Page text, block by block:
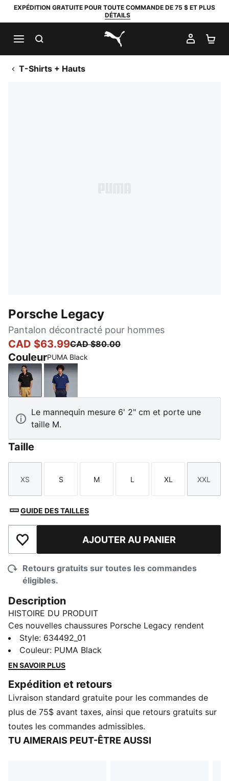
EXPÉDITION GRATUITE POUR TOUTE COMMANDE DE 75 $ ET PLUS
DÉTAILS
PUMA.com
MON
T-Shirts + Hauts
Porsche Legacy
Pantalon décontracté pour hommes
CAD $63.99CAD $80.00
CouleurPUMA Black
PUMA BlackBlue Jewel
Le mannequin mesure 6' 2" cm et porte une
taille M.
Taille
Taille
XS
Taille
S
Taille
M
Taille
L
Taille
XL
Taille
XXL
GUIDE DES TAILLES
Ajouter à la liste de souhaits
AJOUTER AU PANIER
Retours gratuits sur toutes les commandes
éligibles.
Description
HISTOIRE DU PRODUIT
Ces nouvelles chaussures Porsche Legacy rendent
hommage à l'héritage emblématique de la marque
dans le domaine du sport motorisé, alliant des
matériaux haut de gamme à une conception
performance, chaque création allie esthétique
classique et confort moderne. Que ce soit sur la piste
ou dans la rue, incarnez l’héritage de Porsche avec
style. Né de la culture des clubs automobiles, ce polo
canalise la sensation des journées à la piste et des
Style: 634492_01
Couleur: PUMA Black
EN SAVOIR PLUS
Expédition et retours
Livraison standard gratuite pour les commandes de
plus de 75$ avant taxes, ainsi que retours gratuits sur
toutes les commandes admissibles.
TU AIMERAIS PEUT-ÊTRE AUSSI